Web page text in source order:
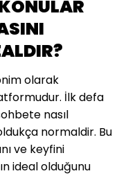
olarak
İlk defa
nasıl
normaldir. Bu
ve keyfini
ideal olduğunu